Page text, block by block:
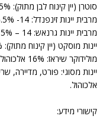
סוטרן (יין קינוח לבן מתוק): 14.5% אלכוהול.
מרבית יינות זינפנדל: 14- 15.5% אלכוהול.
מרבית יינות גרנאש: 14 – 15% אלכוהול.
יינות מוסקט (יין קינוח מתוק): 15% אלכוהול.
מולידוקר שיראז: 16% אלכוהול.
אלכוהול.
קישורי מידע: